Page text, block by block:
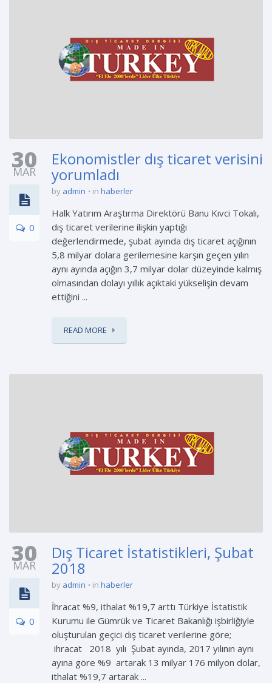
30
MAR
0
Ekonomistler dış ticaret verisini
yorumladı
by admin in haberler
Halk Yatırım Araştırma Direktörü Banu Kıvci Tokalı,
dış ticaret verilerine ilişkin yaptığı
değerlendirmede, şubat ayında dış ticaret açığının
5,8 milyar dolara gerilemesine karşın geçen yılın
aynı ayında açığın 3,7 milyar dolar düzeyinde kalmış
olmasından dolayı yıllık açıktaki yükselişin devam
ettiğini ...
READ MORE
30
MAR
0
Dış Ticaret İstatistikleri, Şubat
2018
by admin in haberler
İhracat %9, ithalat %19,7 arttı Türkiye İstatistik
Kurumu ile Gümrük ve Ticaret Bakanlığı işbirliğiyle
oluşturulan geçici dış ticaret verilerine göre;
ihracat 2018 yılı Şubat ayında, 2017 yılının aynı
ayına göre %9 artarak 13 milyar 176 milyon dolar,
ithalat %19,7 artarak ...